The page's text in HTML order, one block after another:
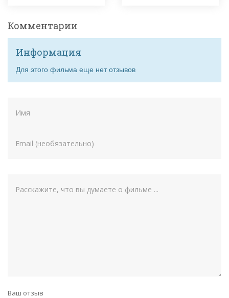
Комментарии
Информация
Для этого фильма еще нет отзывов
Ваш отзыв